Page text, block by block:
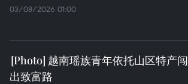
03/08/2026 01:00
越南瑶族青年依托山区特产闯
出致富路